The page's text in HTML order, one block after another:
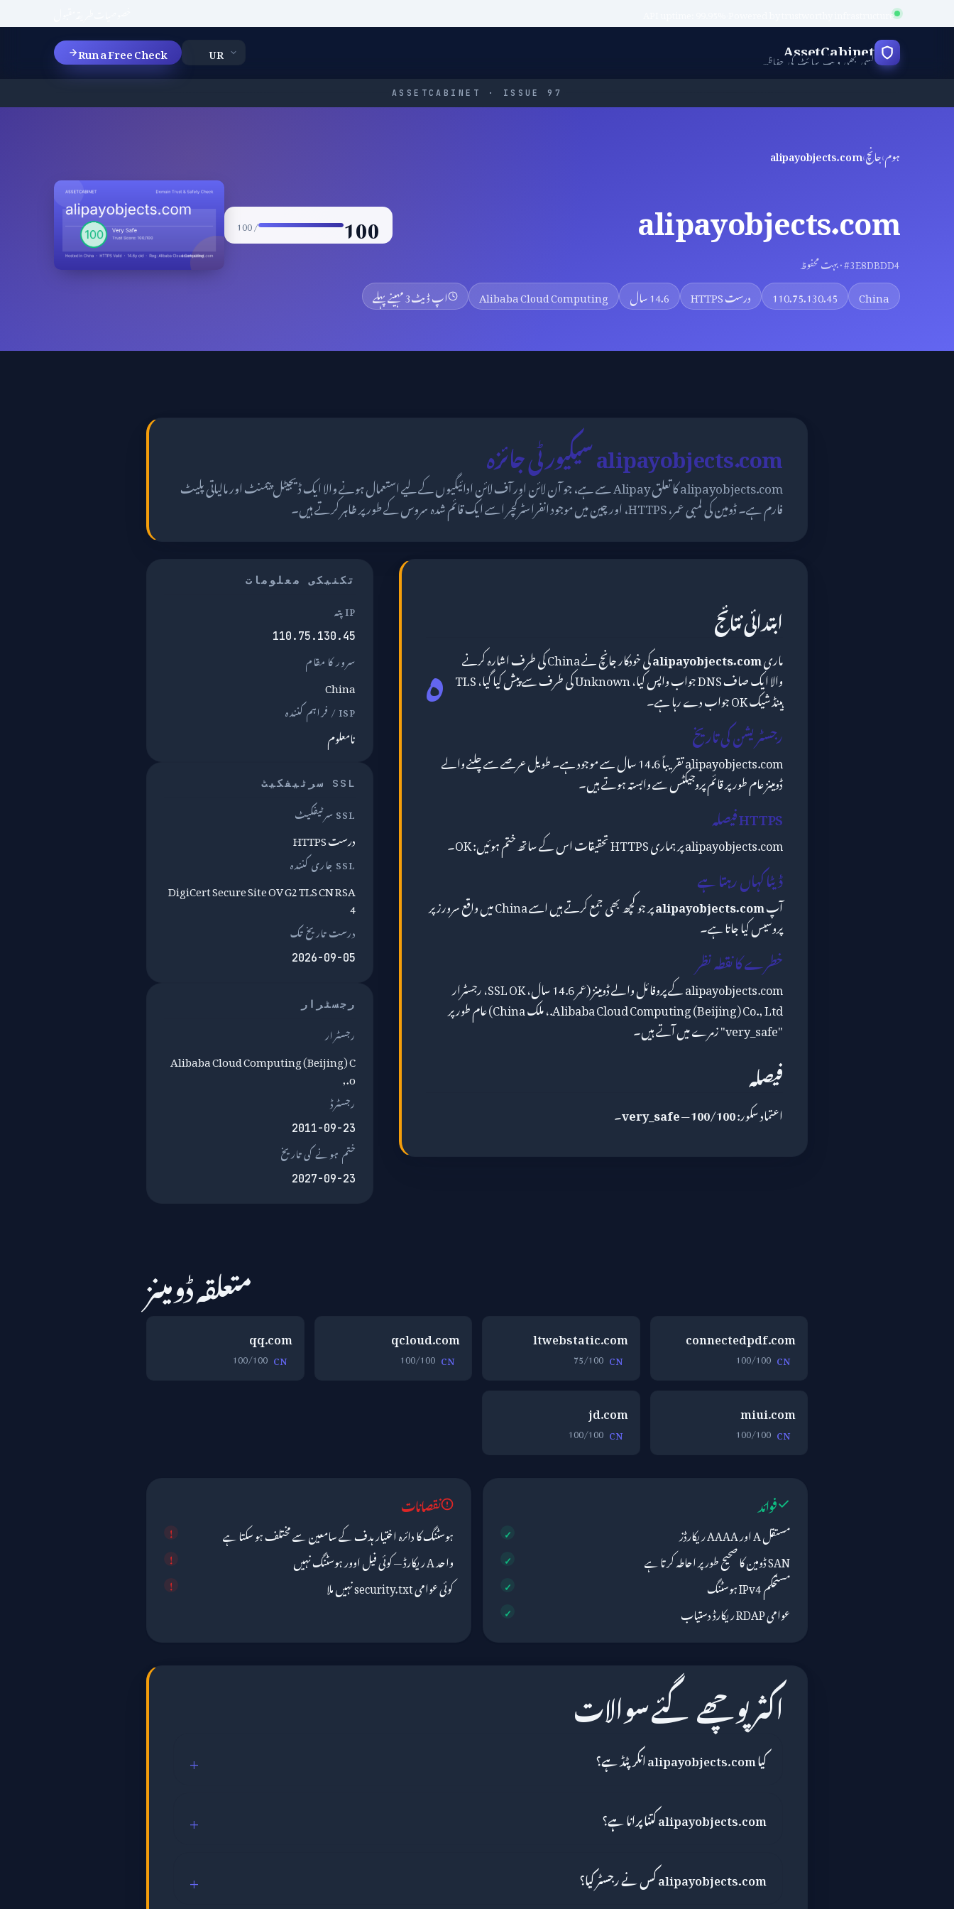
Powered by trustworthy infrastructure
AssetCabinet کسی بھی ویب سائٹ کی حفاظت کی جانچ کریں Run a Free Check
ASSETCABINET · ISSUE 97
ہوم›جانچ›
alipayobjects.com
alipayobjects.com
#3E8DBDD4 · بہت محفوظ
100
/ 100
China
110.75.130.45 درست HTTPS 14.6 سال Alibaba Cloud Computing اپ ڈیٹ3 مہینے پہلے
alipayobjects.com سیکیورٹی جائزہ
alipayobjects.com کا تعلق Alipay سے ہے، جو آن لائن اور آف لائن ادائیگیوں کے لیے استعمال ہونے والا ایک ڈیجیٹل پیمنٹ اور مالیاتی پلیٹ
فارم ہے۔ ڈومین کی لمبی عمر، HTTPS، اور چین میں موجود انفراسٹرکچر اسے ایک قائم شدہ سروس کے طور پر ظاہر کرتے ہیں۔
ابتدائی نتائج ہ ماریalipayobjects.com کی خودکار جانچ نے China کی طرف اشارہ کرنے
والا ایک صاف DNS جواب واپس کیا، Unknown کی طرف سے پیش کیا گیا، TLS
ہینڈ شیک OK جواب دے رہا ہے۔
رجسٹریشن کی تاریخ
alipayobjects.com تقریباً 14.6 سال سے موجود ہے۔ طویل عرصے سے چلنے والے
ڈومینز عام طور پر قائم پروجیکٹس سے وابستہ ہوتے ہیں۔
HTTPS فیصلہ
alipayobjects.com پر ہماری HTTPS تحقیقات اس کے ساتھ ختم ہوئیں: OK۔
ڈیٹا کہاں رہتا ہے
آپalipayobjects.com پر جو کچھ بھی جمع کرتے ہیں اسے China میں واقع سرورز پر
پروسیس کیا جاتا ہے۔
خطرے کا نقطہ نظر
alipayobjects.com کے پروفائل والے ڈومینز (عمر 14.6 سال، SSL OK، رجسٹرار
Alibaba Cloud Computing (Beijing) Co., Ltd.، ملک China) عام طور پر
"very_safe" زمرے میں آتے ہیں۔
فیصلہ
اعتماد سکور:100/100
—
very_safe۔
تکنیکی معلومات
IP پتہ
110.75.130.45
سرور کا مقام
China
ISP / فراہم کنندہ
نامعلوم
SSL سرٹیفکیٹ
SSL سرٹیفکیٹ
درست HTTPS
SSL جاری کنندہ
DigiCert Secure Site OV G2 TLS CN RSA
4
درست تاریخ تک
2026-09-05
رجسٹرار
رجسٹرار
Alibaba Cloud Computing (Beijing) C
o.,
رجسٹرڈ
2011-09-23
ختم ہونے کی تاریخ
2027-09-23
متعلقہ ڈومینز
connectedpdf.com
CN
100/100
ltwebstatic.com
CN
75/100
qcloud.com
CN
100/100
qq.com
CN
100/100
miui.com
CN
100/100
jd.com
CN
100/100
فوائد
مستقل A اور AAAA ریکارڈز
SAN ڈومین کا صحیح طور پر احاطہ کرتا ہے
مستحکم IPv4 ہوسٹنگ
عوامی RDAP ریکارڈ دستیاب
نقصانات
ہوسٹنگ کا دائرہ اختیار ہدف کے سامعین سے مختلف ہو سکتا ہے
واحد A ریکارڈ — کوئی فیل اوور ہوسٹنگ نہیں
کوئی عوامی security.txt نہیں ملا
اکثر پوچھے گئے سوالات
کیا alipayobjects.com انکرپٹڈ ہے؟
alipayobjects.com کتنا پرانا ہے؟
alipayobjects.com کس نے رجسٹر کیا؟